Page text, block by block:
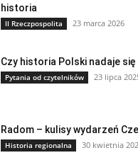
historia
II Rzeczpospolita 23 marca 2026
Czy historia Polski nadaje
Pytania od czytelników 23 lipca
Radom – kulisy wydarzeń
Historia regionalna 30 kwietnia